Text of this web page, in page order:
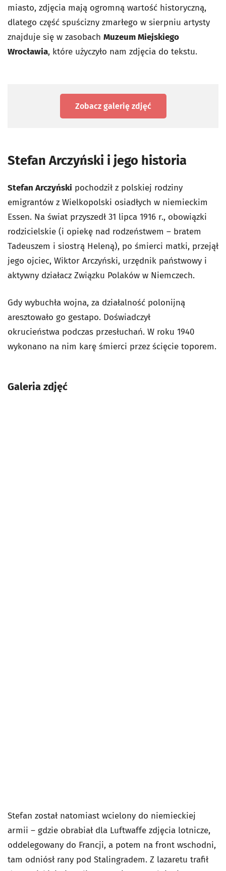
miasto, zdjęcia mają ogromną wartość historyczną,
dlatego część spuścizny zmarłego w sierpniu artysty
znajduje się w zasobach Muzeum Miejskiego
Wrocławia, które użyczyło nam zdjęcia do tekstu.
Zobacz galerię zdjęć
Stefan Arczyński i jego historia
Stefan Arczyński pochodził z polskiej rodziny
emigrantów z Wielkopolski osiadłych w niemieckim
Essen. Na świat przyszedł 31 lipca 1916 r., obowiązki
rodzicielskie (i opiekę nad rodzeństwem – bratem
Tadeuszem i siostrą Heleną), po śmierci matki, przejął
jego ojciec, Wiktor Arczyński, urzędnik państwowy i
aktywny działacz Związku Polaków w Niemczech.
Gdy wybuchła wojna, za działalność polonijną
aresztowało go gestapo. Doświadczył
okrucieństwa podczas przesłuchań. W roku 1940
wykonano na nim karę śmierci przez ścięcie toporem.
Galeria zdjęć
Stefan został natomiast wcielony do niemieckiej
armii – gdzie obrabiał dla Luftwaffe zdjęcia lotnicze,
oddelegowany do Francji, a potem na front wschodni,
tam odniósł rany pod Stalingradem. Z lazaretu trafił